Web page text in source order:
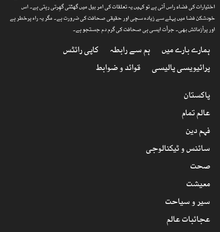
اختیارات کی فضاء راس آتی ہے تو کہیں یہ تعلقات کی امر بیل میں گھٹتی گھِرتی رہتی ہے۔ اس
خودشکن فضا میں پہلے سے زیادہ سچی اور حقیقی صحافت کی ضرورت ہے۔ مگر یہ راہ پرخطر ہے
اور پرآزمائش بھی۔ جرأت ایسی ہی صحافت کی گرم دم جستجو ہے۔
ہمارے بارے میں ہم سے رابطہ
کاپی رائٹس
پرائیویسی پالیسی
قوائد و ضوابط
پاکستان
عالم تمام
فہم دین
سائنس و ٹیکنالوجی
صحت
معیشت
سیر و سیاحت
عجائبات عالم